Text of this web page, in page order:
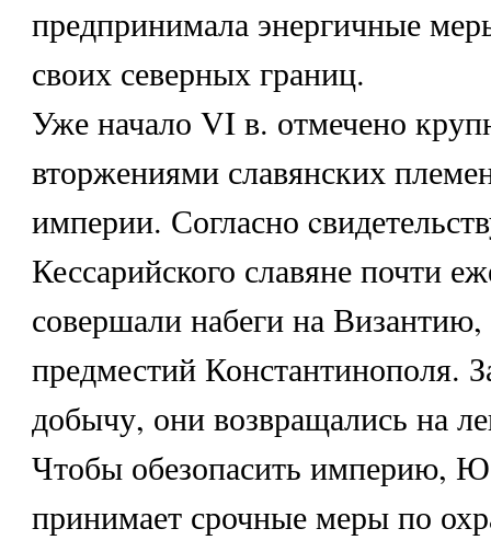
предпринимала энергичные
своих северных границ.
Уже начало VI в. отмечено
вторжениями славянских
империи. Согласно
Кессарийского славяне почти
совершали набеги на Византию,
предместий Константинополя.
добычу, они возвращались на
Чтобы обезопасить империю,
принимает срочные меры по